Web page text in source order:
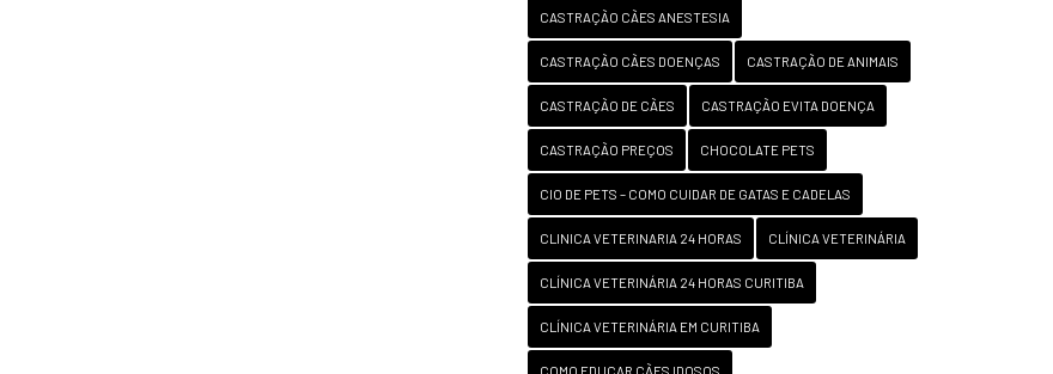
CASTRAÇÃO CÃES ANESTESIA
CASTRAÇÃO CÃES DOENÇAS CASTRAÇÃO DE ANIMAIS
CASTRAÇÃO DE CÃES CASTRAÇÃO EVITA DOENÇA
CASTRAÇÃO PREÇOS CHOCOLATE PETS
CIO DE PETS – COMO CUIDAR DE GATAS E CADELAS
CLINICA VETERINARIA 24 HORAS CLÍNICA VETERINÁRIA
CLÍNICA VETERINÁRIA 24 HORAS CURITIBA
CLÍNICA VETERINÁRIA EM CURITIBA